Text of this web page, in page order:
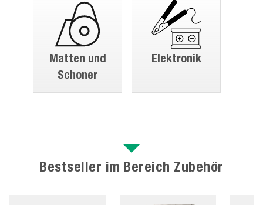
Matten und
Schoner
Elektronik
Bestseller im Bereich Zubehör